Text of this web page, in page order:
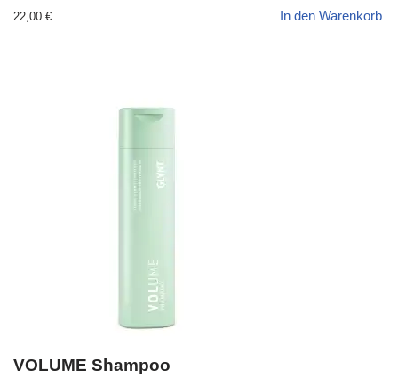
22,00 € In den Warenkorb
VOLUME Shampoo